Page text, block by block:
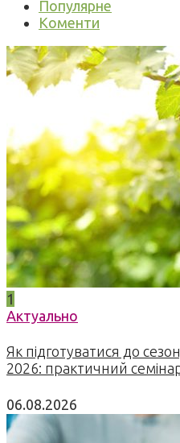
Популярне
Коменти
1
Актуально
Як підготуватися до
2026: практичний
06.08.2026